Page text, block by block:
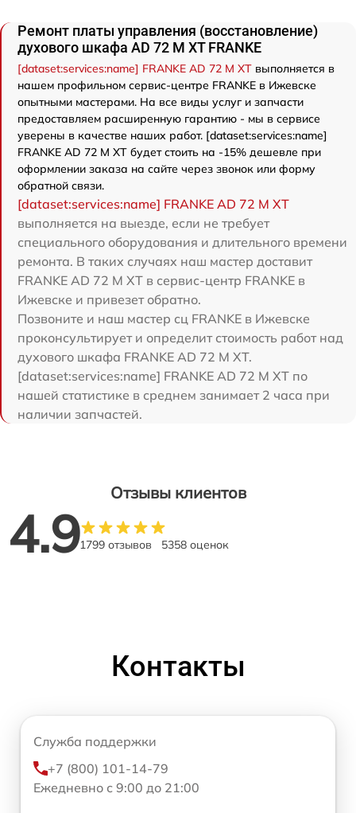
Ремонт платы управления (восстановление)
духового шкафа AD 72 M XT FRANKE
[dataset:services:name] FRANKE AD 72 M XT выполняется в
нашем профильном сервис-центре FRANKE в Ижевске
опытными мастерами. На все виды услуг и запчасти
предоставляем расширенную гарантию - мы в сервисе
уверены в качестве наших работ. [dataset:services:name]
FRANKE AD 72 M XT будет стоить на -15% дешевле при
оформлении заказа на сайте через звонок или форму
обратной связи.
[dataset:services:name] FRANKE AD 72 M XT
выполняется на выезде, если не требует
специального оборудования и длительного времени
ремонта. В таких случаях наш мастер доставит
FRANKE AD 72 M XT в сервис-центр FRANKE в
Ижевске и привезет обратно.
Позвоните и наш мастер сц FRANKE в Ижевске
проконсультирует и определит стоимость работ над
духового шкафа FRANKE AD 72 M XT.
[dataset:services:name] FRANKE AD 72 M XT по
нашей статистике в среднем занимает 2 часа при
наличии запчастей.
Отзывы клиентов
4.91799 отзывов 5358 оценок
Контакты
Служба поддержки
+7 (800) 101-14-79
Ежедневно с 9:00 до 21:00